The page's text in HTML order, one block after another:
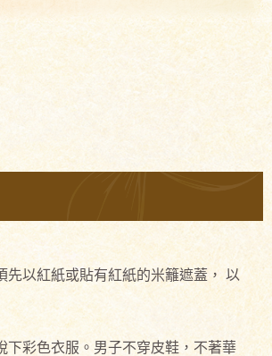
以紅紙或貼有紅紙的米籬遮蓋， 以
下彩色衣服。男子不穿皮鞋，不著華